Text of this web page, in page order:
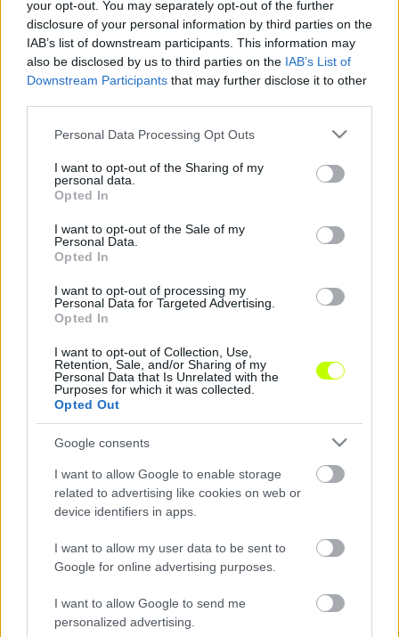
your opt-out. You may separately opt-out of the further
disclosure of your personal information by third parties on the
IAB’s list of downstream participants. This information may
also be disclosed by us to third parties on the IAB’s List of
Downstream Participants that may further disclose it to other
Please note that this website/app uses one or more Google
not limited to your visit or usage behaviour. You may click to
grant or deny consent to Google and its third-party tags to
use your data for below specified purposes in below Google
consent section.
Personal Data Processing Opt Outs
I want to opt-out of the Sharing of my
personal data.
Opted In
I want to opt-out of the Sale of my
Personal Data.
Opted In
I want to opt-out of processing my
Personal Data for Targeted Advertising.
Opted In
I want to opt-out of Collection, Use,
Retention, Sale, and/or Sharing of my
Personal Data that Is Unrelated with the
Purposes for which it was collected.
Opted Out
Google consents
I want to allow Google to enable storage
related to advertising like cookies on web or
device identifiers in apps.
I want to allow my user data to be sent to
Google for online advertising purposes.
I want to allow Google to send me
personalized advertising.
jobbhátvéd posztján.” Bori Gábor is örömét fejezte
ki, hogy maradhatott a Vasasnál. „Az elmúlt NB II-
es félév arra jó volt, hogy sikerült beilleszkednem
egy jó csapatba. Továbbra is minden
igyekezetemmel azon leszek, hogy hasznára
legyek az együttesnek.” A 178 centiméter magas,
január16-án született
Szombathelyen. Szülővárosában kezdett el focizni,
került, ahol már 18 évesen bemutatkozott az
élvonalban. Bori Gábor a 2014/15-ös tavaszi idény
sőt minden alkalommal kezdőként szerepelt."